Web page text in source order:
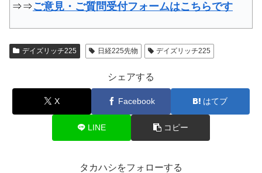
⇒⇒ご意見・ご質問受付フォームはこちらです
デイズリッチ225 日経225先物 デイズリッチ225
シェアする
X Facebook はてブ
LINE コピー
タカハシをフォローする